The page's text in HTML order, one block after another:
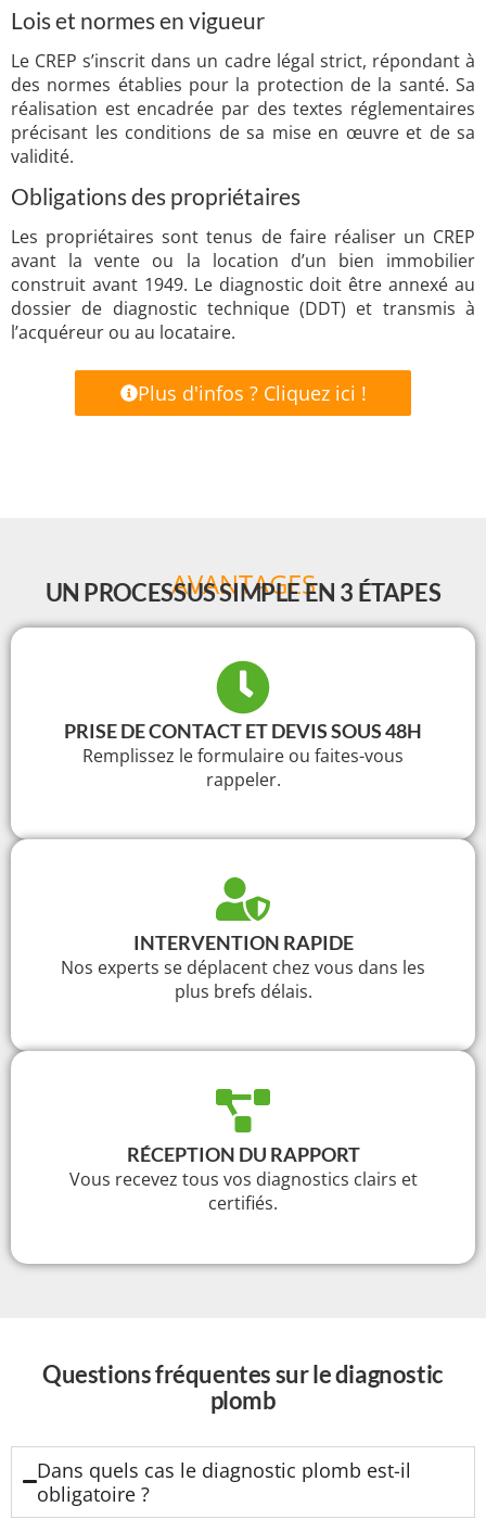
Lois et normes en vigueur
Le CREP s’inscrit dans un cadre légal strict, répondant à
des normes établies pour la protection de la santé. Sa
réalisation est encadrée par des textes réglementaires
précisant les conditions de sa mise en œuvre et de sa
validité.
Obligations des propriétaires
Les propriétaires sont tenus de faire réaliser un CREP
avant la vente ou la location d’un bien immobilier
construit avant 1949. Le diagnostic doit être annexé au
dossier de diagnostic technique (DDT) et transmis à
l’acquéreur ou au locataire.
Plus d'infos ? Cliquez ici !
AVANTAGES
UN PROCESSUS SIMPLE EN 3 ÉTAPES
PRISE DE CONTACT ET DEVIS SOUS 48H
Remplissez le formulaire ou faites-vous
rappeler.
INTERVENTION RAPIDE
Nos experts se déplacent chez vous dans les
plus brefs délais.
RÉCEPTION DU RAPPORT
Vous recevez tous vos diagnostics clairs et
certifiés.
Questions fréquentes sur le diagnostic
plomb
Dans quels cas le diagnostic plomb est-il
obligatoire ?